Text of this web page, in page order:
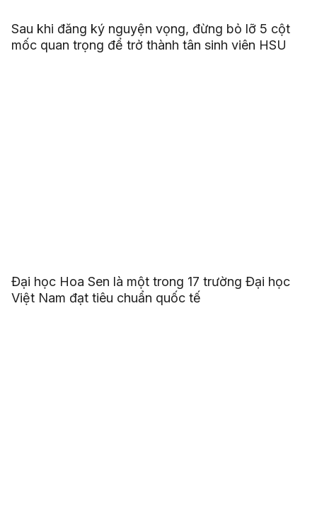
Sau khi đăng ký nguyện vọng, đừng bỏ lỡ 5 cột
mốc quan trọng để trở thành tân sinh viên HSU
Đại học Hoa Sen là một trong 17 trường Đại học
Việt Nam đạt tiêu chuẩn quốc tế